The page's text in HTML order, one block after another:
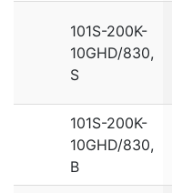
101S-200K-
10GHD/830,
S
101S-200K-
10GHD/830,
B